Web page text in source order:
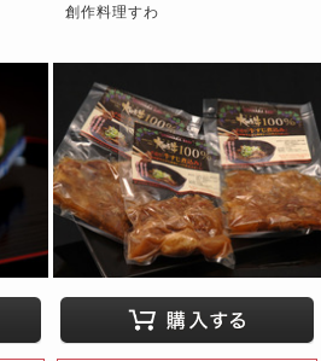
創作料理すわ